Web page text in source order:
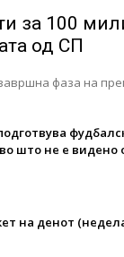
за 100
од СП
фаза на
што не е видено
на денот